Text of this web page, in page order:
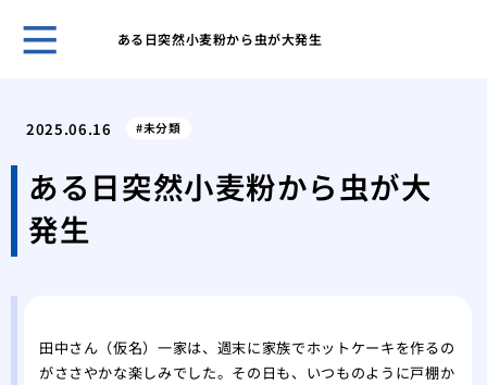
ある日突然小麦粉から虫が大発生
ス
る方
2025.06.16 未分類
ある日突然小麦粉から虫が大
発生
田中さん（仮名）一家は、週末に家族でホットケーキを作るの
がささやかな楽しみでした。その日も、いつものように戸棚か